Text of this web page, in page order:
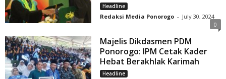
Headline
Redaksi Media Ponorogo - July 30, 2024
0
Majelis Dikdasmen PDM
Ponorogo: IPM Cetak Kader
Hebat Berakhlak Karimah
Headline